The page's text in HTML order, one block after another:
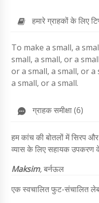
हमारे ग्राहकों के लिए
To make a small, a
small, a small, or a
or a small, a small, or a
a small, or a small.
ग्राहक समीक्षा (6)
हम कांच की बोतलों में सिरप
व्यास के लिए सहायक उपकरण
Maksim,बर्नऊल
एक स्वचालित फुट-संचालित